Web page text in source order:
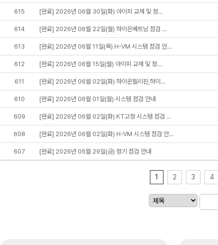
615 [완료] 2026년 06월 30일(화) 아이피 교체 및 정…
614 [완료] 2026년 06월 22일(월) 하이온베트남 점검 …
613 [완료] 2026년 06월 11일(목) H-VM 시스템 점검 안…
612 [완료] 2026년 06월 15일(월) 아이피 교체 및 정…
611 [완료] 2026년 06월 02일(화) 하이온필리핀,하이…
610 [완료] 2026년 06월 01일(월) 시스템 점검 안내
609 [완료] 2026년 06월 02일(화) KT고정 시스템 점검 …
608 [완료] 2026년 06월 02일(화) H-VM 시스템 점검 안…
607 [완료] 2026년 05월 29일(금) 정기 점검 안내
1 2 3 4